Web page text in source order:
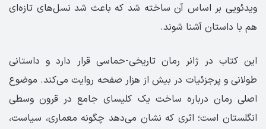
ویدئویی بر اساس آن ساخته شد که باعث شد نسل‌های تازه‌ای
هم با داستان آشنا شوند.
این کتاب در ژانر رمان تاریخی-حماسی قرار دارد و داستانی
طولانی و پرجزئیات در بیش از هزار صفحه روایت می‌کند. موضوع
اصلی رمان درباره ساخت یک کلیسای جامع در قرون وسطی
انگلستان است؛ اثری که نشان می‌دهد چگونه معماری، سیاست،